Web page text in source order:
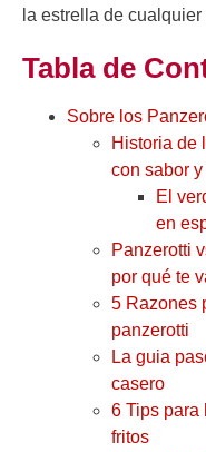
la estrella de
Tabla de
Sobre los
Historia de
con sabor
El
en
Panzerotti
por qué te
5 Razones
panzerotti
La guia
casero
6 Tips para
fritos